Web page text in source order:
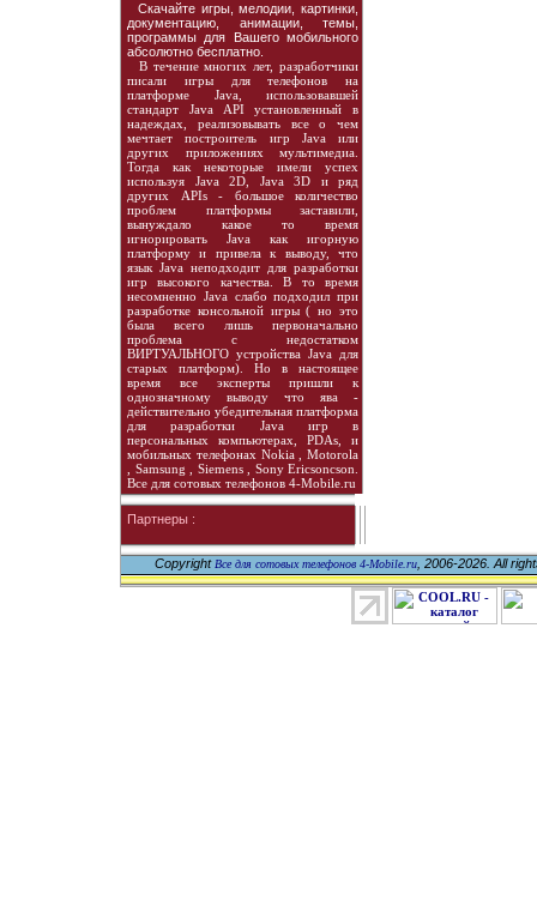
Скачайте игры, мелодии, картинки,
документацию, анимации, темы,
программы для Вашего мобильного
абсолютно бесплатно.
В течение многих лет, разработчики
писали игры для телефонов на
платформе Java, использовавшей
стандарт Java API установленный в
надеждах, реализовывать все о чем
мечтает построитель игр Java или
других приложениях мультимедиа.
Тогда как некоторые имели успех
используя Java 2D, Java 3D и ряд
других APIs - большое количество
проблем платформы заставили,
вынуждало какое то время
игнорировать Java как игорную
платформу и привела к выводу, что
язык Java неподходит для разработки
игр высокого качества. В то время
несомненно Java слабо подходил при
разработке консольной игры ( но это
была всего лишь первоначально
проблема с недостатком
ВИРТУАЛЬНОГО устройства Java для
старых платформ). Но в настоящее
время все эксперты пришли к
однозначному выводу что ява -
действительно убедительная платформа
для разработки Java игр в
персональных компьютерах, PDAs, и
мобильных телефонах Nokia , Motorola
, Samsung , Siemens , Sony Ericsoncson.
Все для сотовых телефонов 4-Mobile.ru
Партнеры :
Copyright Все для сотовых телефонов 4-Mobile.ru, 2006-2026. All